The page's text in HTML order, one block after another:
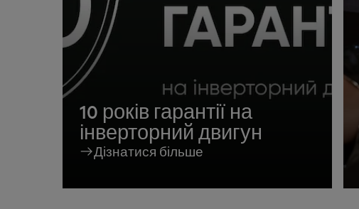
10 років гарантії на
інверторний двигун
Дізнатися більше